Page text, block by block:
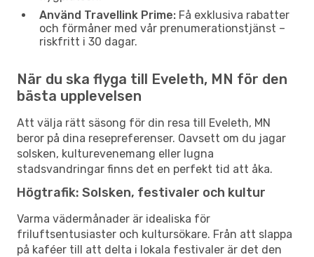
Använd Travellink Prime: Få exklusiva rabatter
och förmåner med vår prenumerationstjänst –
riskfritt i 30 dagar.
När du ska flyga till Eveleth, MN för den
bästa upplevelsen
Att välja rätt säsong för din resa till Eveleth, MN
beror på dina resepreferenser. Oavsett om du jagar
solsken, kulturevenemang eller lugna
stadsvandringar finns det en perfekt tid att åka.
Högtrafik: Solsken, festivaler och kultur
Varma vädermånader är idealiska för
friluftsentusiaster och kultursökare. Från att slappa
på kaféer till att delta i lokala festivaler är det den